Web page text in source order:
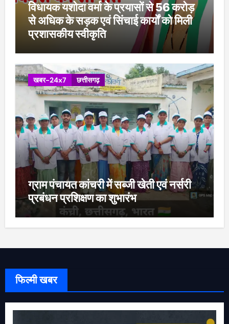
विधायक यशोदा वर्मा के प्रयासों से 56 करोड़
से अधिक के सड़क एवं सिंचाई कार्यों को मिली
प्रशासकीय स्वीकृति
खबर-24x7 छत्तीसगढ़
ग्राम पंचायत कांचरी में सब्जी खेती एवं नर्सरी
प्रबंधन प्रशिक्षण का शुभारंभ
फिल्मी खबर